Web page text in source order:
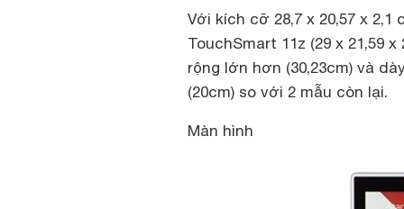
Với kích cỡ 28,7 x 20,57 x
TouchSmart 11z (29 x 21,59
rộng lớn hơn (30,23cm) và
(20cm) so với 2 mẫu còn lại.
Màn hình